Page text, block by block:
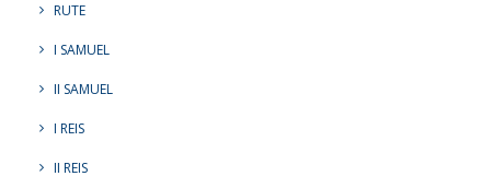
RUTE
I SAMUEL
II SAMUEL
I REIS
II REIS